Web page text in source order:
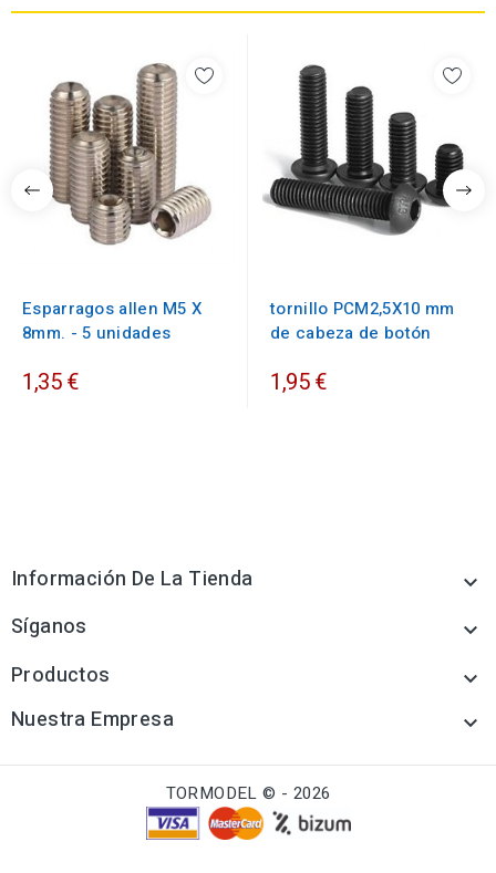
Esparragos allen M5 X
8mm. - 5 unidades
1,35 €
tornillo PCM2,5X10 mm
de cabeza de botón
1,95 €
Información De La Tienda 
Síganos 
Productos 
Nuestra Empresa 
TORMODEL © - 2026